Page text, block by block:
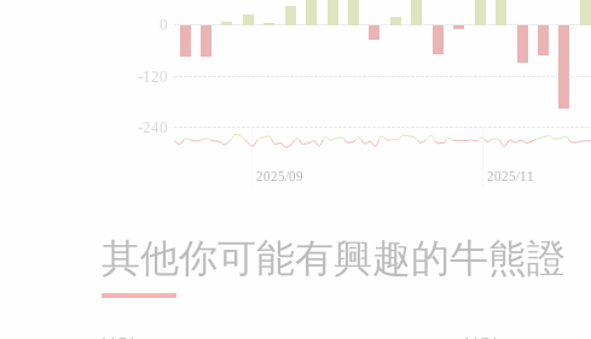
0
-240
-120
2025/09 2025/11
其他你可能有興趣的牛熊證